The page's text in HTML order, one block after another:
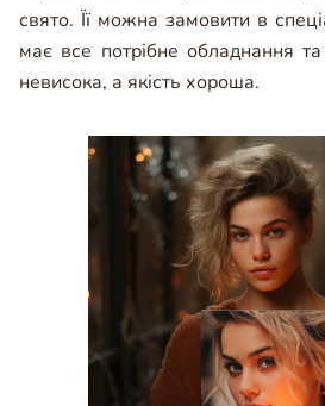
свято. Її можна замовити в
має все потрібне обладнання
невисока, а якість хороша.